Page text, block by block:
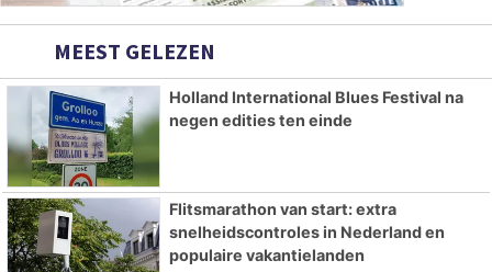
MEEST GELEZEN
Holland International Blues Festival na
negen edities ten einde
Flitsmarathon van start: extra
snelheidscontroles in Nederland en
populaire vakantielanden